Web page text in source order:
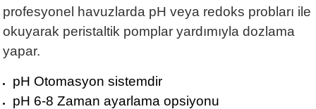
profesyonel havuzlarda pH veya redoks probları ile
okuyarak peristaltik pomplar yardımıyla dozlama
yapar.
pH Otomasyon sistemdir
pH 6-8 Zaman ayarlama opsiyonu